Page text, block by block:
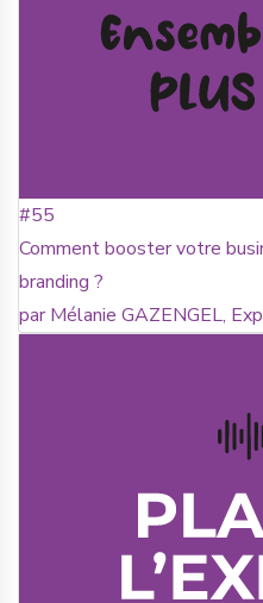
#55
Comment booster votre
branding ?
par Mélanie GAZENGEL,